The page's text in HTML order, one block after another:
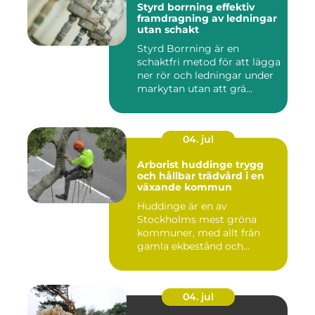
Styrd borrning effektiv
framdragning av ledningar
utan schakt
Styrd Borrning är en
schaktfri metod för att lägga
ner rör och ledningar under
markytan utan att grä...
04. jul
Arborist huddinge trygg
och hållbar trädvård i en
växande kommun
Huddinge är en av
Stockholms mest gröna
kommuner, med allt från
gamla ekbestånd och
04. jul